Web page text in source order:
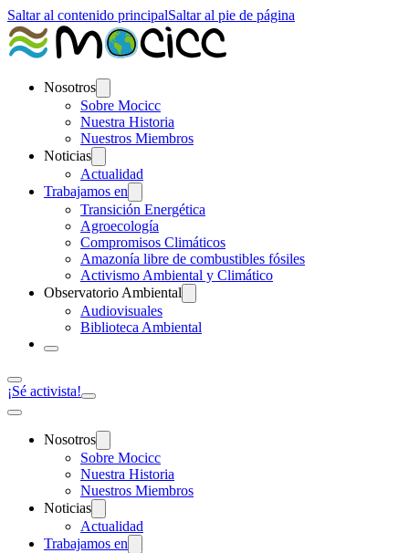
Saltar al contenido principalSaltar al pie de página
Nosotros
Sobre Mocicc
Nuestra Historia
Nuestros Miembros
Noticias
Actualidad
Trabajamos en
Transición Energética
Agroecología
Compromisos Climáticos
Amazonía libre de combustibles fósiles
Activismo Ambiental y Climático
Observatorio Ambiental
Audiovisuales
Biblioteca Ambiental
¡Sé activista!
Nosotros
Sobre Mocicc
Nuestra Historia
Nuestros Miembros
Noticias
Actualidad
Trabajamos en